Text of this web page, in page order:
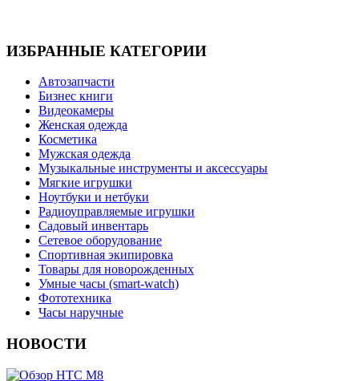
ИЗБРАННЫЕ КАТЕГОРИИ
Автозапчасти
Бизнес книги
Видеокамеры
Женская одежда
Косметика
Мужская одежда
Музыкальные инструменты и аксессуары
Мягкие игрушки
Ноутбуки и нетбуки
Радиоуправляемые игрушки
Садовый инвентарь
Сетевое оборудование
Спортивная экипировка
Товары для новорожденных
Умные часы (smart-watch)
Фототехника
Часы наручные
НОВОСТИ